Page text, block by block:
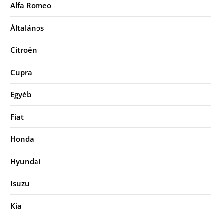
Alfa Romeo
Általános
Citroën
Cupra
Egyéb
Fiat
Honda
Hyundai
Isuzu
Kia